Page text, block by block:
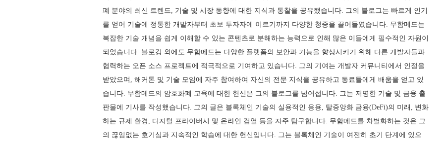
폐 분야의 최신 트렌드, 기술 및 시장 동향에 대한 지식과 통찰을 공유했습니다. 그의 블로그는 빠르게 인기
를 얻어 기술에 정통한 개발자부터 초보 투자자에 이르기까지 다양한 청중을 끌어들였습니다. 무함메드는
복잡한 기술 개념을 쉽게 이해할 수 있는 콘텐츠로 분해하는 능력으로 인해 많은 이들에게 필수적인 자원이
되었습니다. 블로깅 외에도 무함메드는 다양한 플랫폼의 보안과 기능을 향상시키기 위해 다른 개발자들과
협력하는 오픈 소스 프로젝트에 적극적으로 기여하고 있습니다. 그의 기여는 개발자 커뮤니티에서 인정을
받았으며, 해커톤 및 기술 모임에 자주 참여하여 자신의 전문 지식을 공유하고 동료들에게 배움을 얻고 있
습니다. 무함메드의 암호화폐 교육에 대한 헌신은 그의 블로그를 넘어섭니다. 그는 저명한 기술 및 금융 출
판물에 기사를 작성했습니다. 그의 글은 블록체인 기술의 실용적인 응용, 탈중앙화 금융(DeFi)의 미래, 변화
하는 규제 환경, 디지털 프라이버시 및 온라인 검열 등을 자주 탐구합니다. 무함메드를 차별화하는 것은 그
의 끊임없는 호기심과 지속적인 학습에 대한 헌신입니다. 그는 블록체인 기술이 여전히 초기 단계에 있으